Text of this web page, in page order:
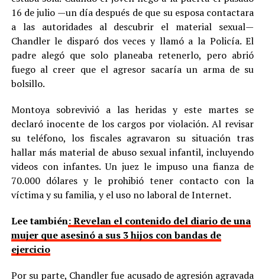
16 de julio —un día después de que su esposa contactara
a las autoridades al descubrir el material sexual—
Chandler le disparó dos veces y llamó a la Policía. El
padre alegó que solo planeaba retenerlo, pero abrió
fuego al creer que el agresor sacaría un arma de su
bolsillo.
Montoya sobrevivió a las heridas y este martes se
declaró inocente de los cargos por violación. Al revisar
su teléfono, los fiscales agravaron su situación tras
hallar más material de abuso sexual infantil, incluyendo
videos con infantes. Un juez le impuso una fianza de
70.000 dólares y le prohibió tener contacto con la
víctima y su familia, y el uso no laboral de Internet.
Lee también: Revelan el contenido del diario de una
mujer que asesinó a sus 3 hijos con bandas de
ejercicio
Por su parte, Chandler fue acusado de agresión agravada